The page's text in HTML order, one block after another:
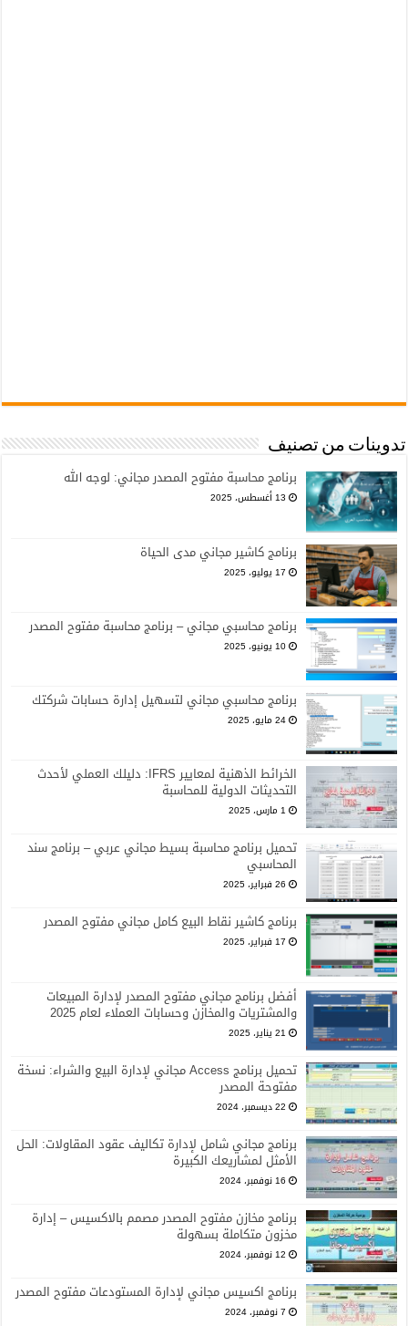
تدوينات من تصنيف
برنامج محاسبة مفتوح المصدر مجاني: لوجه الله
13 أغسطس، 2025
برنامج كاشير مجاني مدى الحياة
17 يوليو، 2025
برنامج محاسبي مجاني – برنامج محاسبة مفتوح المصدر
10 يونيو، 2025
برنامج محاسبي مجاني لتسهيل إدارة حسابات شركتك
24 مايو، 2025
الخرائط الذهنية لمعايير IFRS: دليلك العملي لأحدث
التحديثات الدولية للمحاسبة
1 مارس، 2025
تحميل برنامج محاسبة بسيط مجاني عربي – برنامج سند
المحاسبي
26 فبراير، 2025
برنامج كاشير نقاط البيع كامل مجاني مفتوح المصدر
17 فبراير، 2025
أفضل برنامج مجاني مفتوح المصدر لإدارة المبيعات
والمشتريات والمخازن وحسابات العملاء لعام 2025
21 يناير، 2025
تحميل برنامج Access مجاني لإدارة البيع والشراء: نسخة
مفتوحة المصدر
22 ديسمبر، 2024
برنامج مجاني شامل لإدارة تكاليف عقود المقاولات: الحل
الأمثل لمشاريعك الكبيرة
16 نوفمبر، 2024
برنامج مخازن مفتوح المصدر مصمم بالاكسيس – إدارة
مخزون متكاملة بسهولة
12 نوفمبر، 2024
برنامج اكسيس مجاني لإدارة المستودعات مفتوح المصدر
7 نوفمبر، 2024